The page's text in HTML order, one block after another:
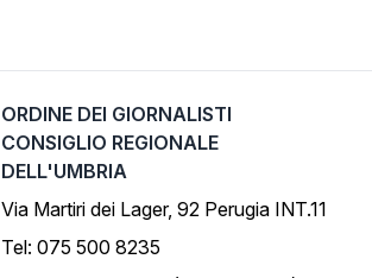
ORDINE DEI GIORNALISTI
CONSIGLIO REGIONALE
DELL'UMBRIA
Via Martiri dei Lager, 92 Perugia INT.11
Tel: 075 500 8235